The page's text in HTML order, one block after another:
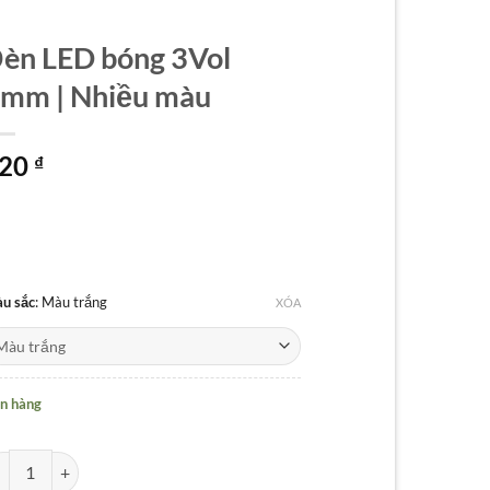
LED bóng 3Vol
| Nhiều màu
₫
sắc: Màu trắng XÓA
hàng
LED bóng 3Vol 3mm | Nhiều màu số lượng